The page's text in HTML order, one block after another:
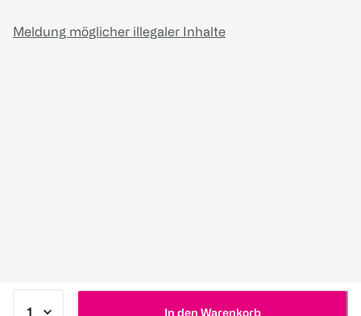
In den Warenkorb
Meldung möglicher illegaler Inhalte